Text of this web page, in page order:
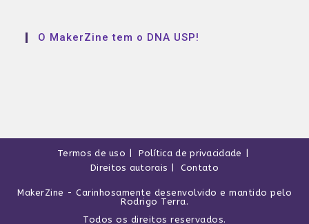
O MakerZine tem o DNA USP!
Termos de uso
Política de privacidade
Direitos autorais
Contato
MakerZine - Carinhosamente desenvolvido e mantido pelo
Rodrigo Terra.
Todos os direitos reservados.